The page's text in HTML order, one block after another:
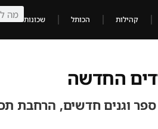
קהילות הכותל שכונות
החדשה
וגנים חדשים, הרחבת